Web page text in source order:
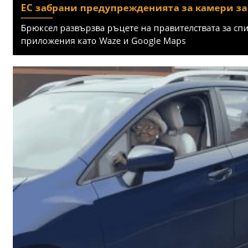
ЕС забрани предупрежденията за камери за
Брюксел развързва ръцете на правителствата за
приложения като Waze и Google Maps